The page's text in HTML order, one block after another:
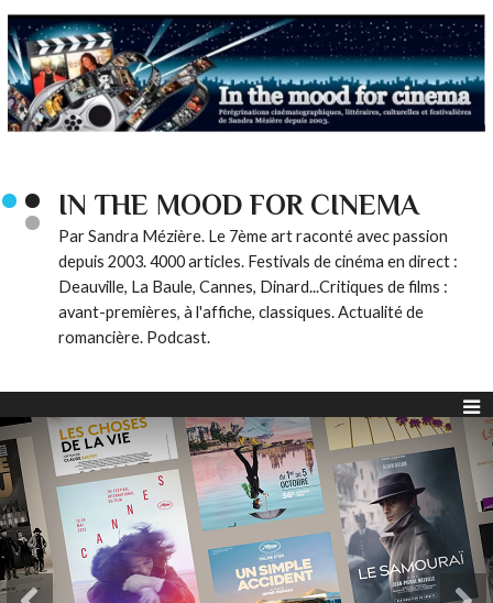
IN THE MOOD FOR CINEMA
Par Sandra Mézière. Le 7ème art raconté avec passion
depuis 2003. 4000 articles. Festivals de cinéma en direct :
Deauville, La Baule, Cannes, Dinard...Critiques de films :
avant-premières, à l'affiche, classiques. Actualité de
romancière. Podcast.